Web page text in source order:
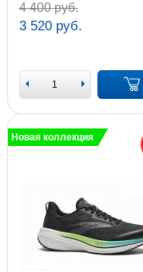
4 400 руб.
3 520 руб.
Новая коллекция